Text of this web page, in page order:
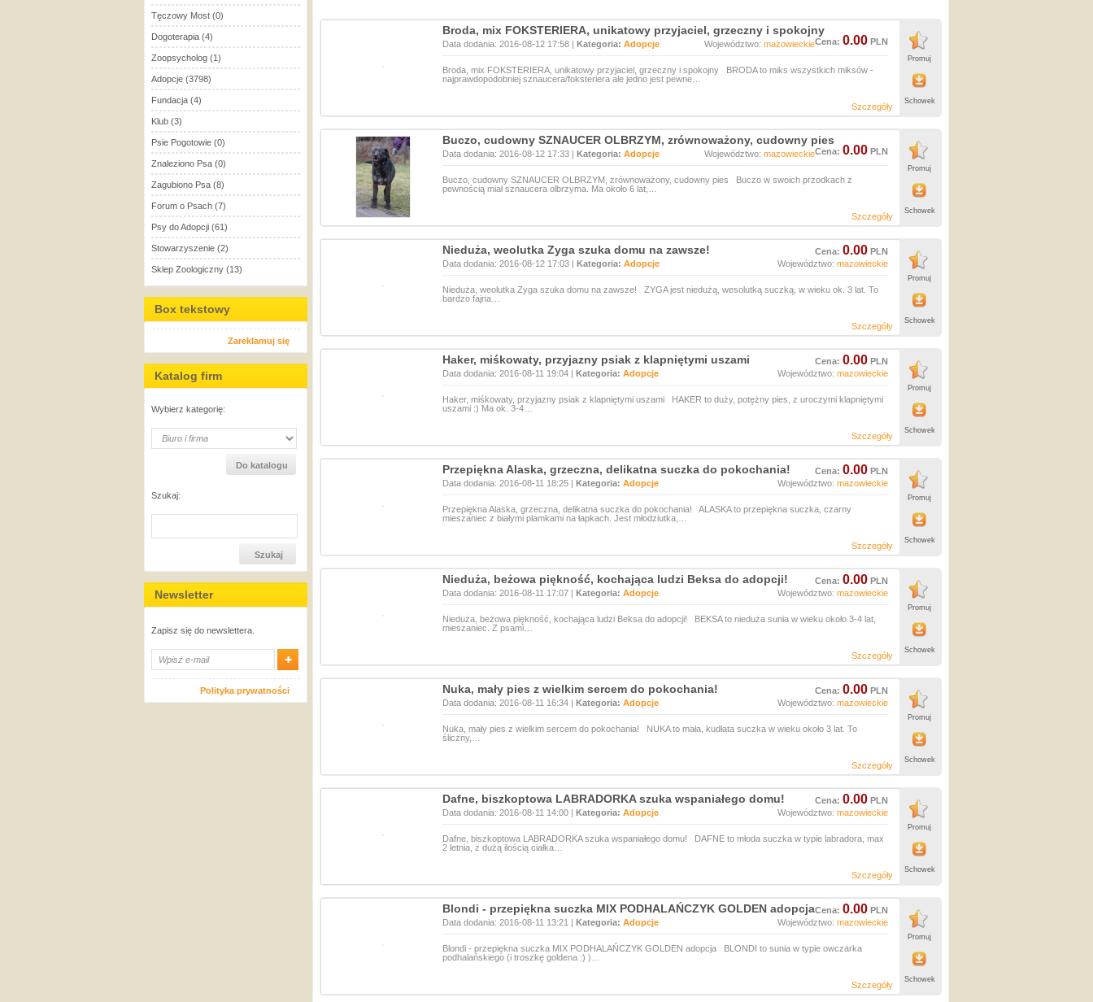
Tęczowy Most (0)
Dogoterapia (4)
Zoopsycholog (1)
Adopcje (3798)
Fundacja (4)
Klub (3)
Psie Pogotowie (0)
Znaleziono Psa (0)
Zagubiono Psa (8)
Forum o Psach (7)
Psy do Adopcji (61)
Stowarzyszenie (2)
Sklep Zoologiczny (13)
Box tekstowy
Zareklamuj się
Katalog firm
Wybierz kategorię:
Szukaj:
Newsletter
Zapisz się do newslettera.
Polityka prywatności
Broda, mix FOKSTERIERA, unikatowy przyjaciel, grzeczny i spokojny
Cena: 0.00 PLN
Data dodania: 2016-08-12 17:58 | Kategoria: Adopcje Województwo: mazowieckie
Broda, mix FOKSTERIERA, unikatowy przyjaciel, grzeczny i spokojny BRODA to miks wszystkich miksów -
najprawdopodobniej sznaucera/foksteriera ale jedno jest pewne…
Szczegóły
Promuj
Schowek
Buczo, cudowny SZNAUCER OLBRZYM, zrównoważony, cudowny pies
Cena: 0.00 PLN
Data dodania: 2016-08-12 17:33 | Kategoria: Adopcje Województwo: mazowieckie
Buczo, cudowny SZNAUCER OLBRZYM, zrównoważony, cudowny pies Buczo w swoich przodkach z
pewnością miał sznaucera olbrzyma. Ma około 6 lat,…
Szczegóły
Promuj
Schowek
Nieduża, weolutka Zyga szuka domu na zawsze! Cena: 0.00 PLN
Data dodania: 2016-08-12 17:03 | Kategoria: Adopcje Województwo: mazowieckie
Nieduża, weolutka Zyga szuka domu na zawsze! ZYGA jest niedużą, wesolutką suczką, w wieku ok. 3 lat. To
bardzo fajna…
Szczegóły
Promuj
Schowek
Haker, miśkowaty, przyjazny psiak z klapniętymi uszami Cena: 0.00 PLN
Data dodania: 2016-08-11 19:04 | Kategoria: Adopcje Województwo: mazowieckie
Haker, miśkowaty, przyjazny psiak z klapniętymi uszami HAKER to duży, potężny pies, z uroczymi klapniętymi
uszami :) Ma ok. 3-4…
Szczegóły
Promuj
Schowek
Przepiękna Alaska, grzeczna, delikatna suczka do pokochania! Cena: 0.00 PLN
Data dodania: 2016-08-11 18:25 | Kategoria: Adopcje Województwo: mazowieckie
Przepiękna Alaska, grzeczna, delikatna suczka do pokochania! ALASKA to przepiękna suczka, czarny
mieszaniec z białymi plamkami na łapkach. Jest młodziutka,…
Szczegóły
Promuj
Schowek
Nieduża, beżowa piękność, kochająca ludzi Beksa do adopcji! Cena: 0.00 PLN
Data dodania: 2016-08-11 17:07 | Kategoria: Adopcje Województwo: mazowieckie
Nieduża, beżowa piękność, kochająca ludzi Beksa do adopcji! BEKSA to nieduża sunia w wieku około 3-4 lat,
mieszaniec. Z psami…
Szczegóły
Promuj
Schowek
Nuka, mały pies z wielkim sercem do pokochania! Cena: 0.00 PLN
Data dodania: 2016-08-11 16:34 | Kategoria: Adopcje Województwo: mazowieckie
Nuka, mały pies z wielkim sercem do pokochania! NUKA to mała, kudłata suczka w wieku około 3 lat. To
śliczny,…
Szczegóły
Promuj
Schowek
Dafne, biszkoptowa LABRADORKA szuka wspaniałego domu! Cena: 0.00 PLN
Data dodania: 2016-08-11 14:00 | Kategoria: Adopcje Województwo: mazowieckie
Dafne, biszkoptowa LABRADORKA szuka wspaniałego domu! DAFNE to młoda suczka w typie labradora, max
2 letnia, z dużą ilością ciałka…
Szczegóły
Promuj
Schowek
Blondi - przepiękna suczka MIX PODHALAŃCZYK GOLDEN adopcjaCena: 0.00 PLN
Data dodania: 2016-08-11 13:21 | Kategoria: Adopcje Województwo: mazowieckie
Blondi - przepiękna suczka MIX PODHALAŃCZYK GOLDEN adopcja BLONDI to sunia w typie owczarka
podhalańskiego (i troszkę goldena :) )…
Szczegóły
Promuj
Schowek